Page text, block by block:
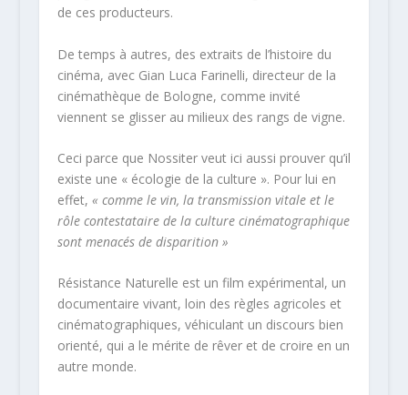
de ces producteurs.
De temps à autres, des extraits de l’histoire du
cinéma, avec Gian Luca Farinelli, directeur de la
cinémathèque de Bologne, comme invité
viennent se glisser au milieux des rangs de vigne.
Ceci parce que Nossiter veut ici aussi prouver qu’il
existe une « écologie de la culture ». Pour lui en
effet, « comme le vin, la transmission vitale et le
rôle contestataire de la culture cinématographique
sont menacés de disparition »
Résistance Naturelle est un film expérimental, un
documentaire vivant, loin des règles agricoles et
cinématographiques, véhiculant un discours bien
orienté, qui a le mérite de rêver et de croire en un
autre monde.